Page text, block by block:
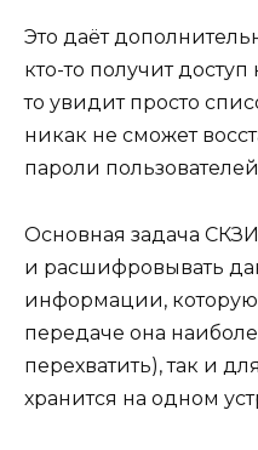
Это даёт
кто-то получит
то увидит просто
никак не сможет
пароли
Основная задача
и расшифровывать
информации, которую
передаче она
перехватить), так и
хранится на одном